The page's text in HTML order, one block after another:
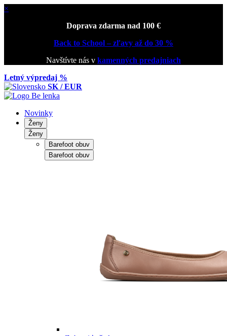
×
Doprava zdarma nad 100 €
Back to School – zľavy až do 30 %
Navštívte nás v kamenných predajniach
Letný výpredaj %
SK / EUR
Novinky
Ženy
Ženy
Barefoot obuv
Barefoot obuv